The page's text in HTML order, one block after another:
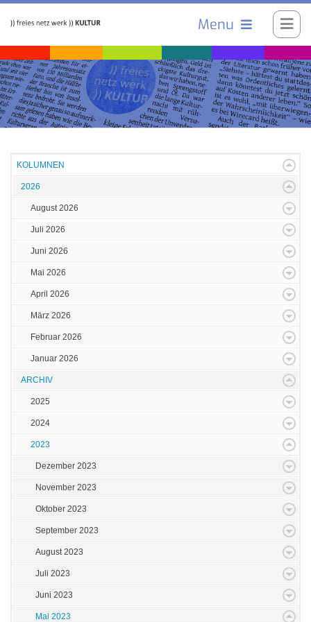
Menu
KOLUMNEN
2026
August 2026
Juli 2026
Juni 2026
Mai 2026
April 2026
März 2026
Februar 2026
Januar 2026
ARCHIV
2025
2024
2023
Dezember 2023
November 2023
Oktober 2023
September 2023
August 2023
Juli 2023
Juni 2023
Mai 2023